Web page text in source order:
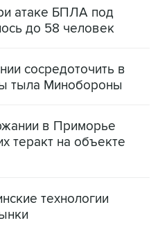
атаке БПЛА под
до 58 человек
сосредоточить в
тыла Минобороны
в Приморье
теракт на объекте
технологии